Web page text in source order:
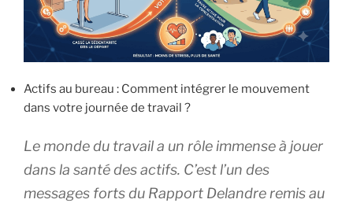
Actifs au bureau : Comment intégrer le mouvement
dans votre journée de travail ?
Le monde du travail a un rôle immense à jouer
dans la santé des actifs. C’est l’un des
messages forts du Rapport Delandre remis au